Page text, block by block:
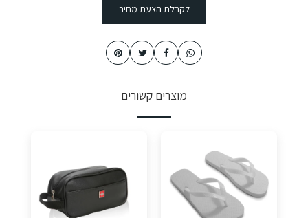
לקבלת הצעת מחיר
מוצרים קשורים